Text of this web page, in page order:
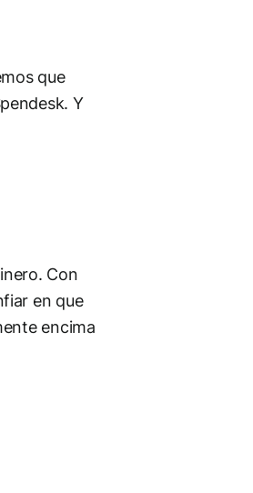
que
Y
Con
en que
encima